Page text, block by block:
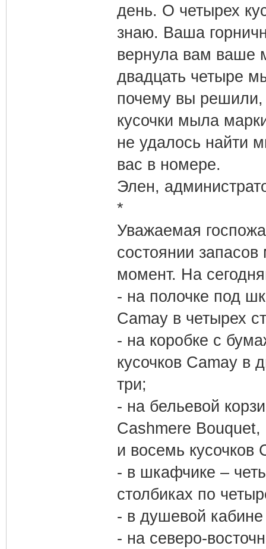
день. О четырех
знаю. Ваша
вернула вам ваше
двадцать четыре
почему вы решили,
кусочки мыла
не удалось найти
вас в номере.
Элен,
*
Уважаемая
состоянии
момент. На
- на полочке под
Camay в четырех
- на коробке с
кусочков Camay в
три;
- на бельевой
Cashmere Bouquet,
и восемь кусочков
- в шкафчике –
столбиках по
- в душевой
- на северо-